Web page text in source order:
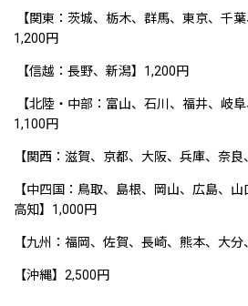
【関東：茨城、栃木、群馬、東京、千
1,200円
【信越：長野、新潟】1,200円
【北陸・中部：富山、石川、福井、岐
1,100円
【関西：滋賀、京都、大阪、兵庫、奈
【中四国：鳥取、島根、岡山、広島、山
高知】1,000円
【九州：福岡、佐賀、長崎、熊本、大
【沖縄】2,500円